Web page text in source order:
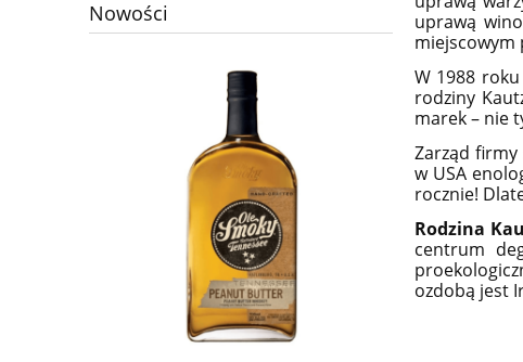
Nowości
uprawą
W 1988
rodziny
marek – nie
Zarząd firmy
w USA
rocznie!
Rodzina
centrum
ozdobą jest